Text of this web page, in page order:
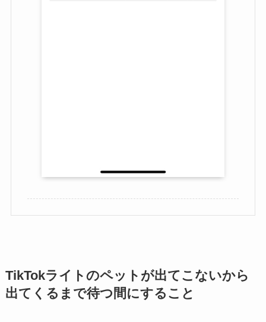
TikTokライトのペットが出てこないから
出てくるまで待つ間にすること